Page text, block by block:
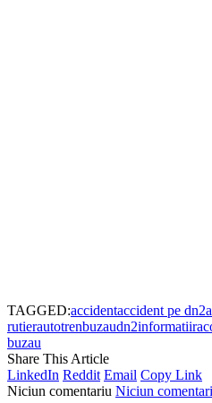
TAGGED:accidentaccident pe dn2
rutierautotrenbuzaudn2informatii
buzau
Share This Article
LinkedIn Reddit Email Copy Link
Niciun comentariu Niciun